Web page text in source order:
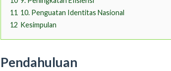
11 10. Penguatan Identitas Nasional
12 Kesimpulan
Pendahuluan